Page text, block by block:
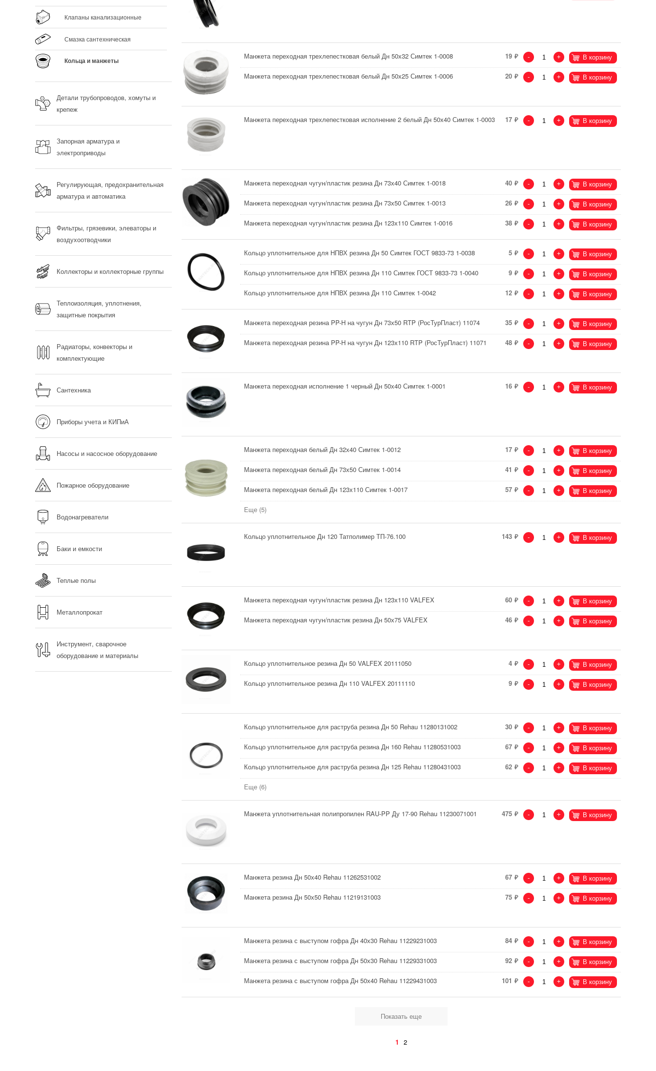
Клапаны канализационные
Смазка сантехническая
Кольца и манжеты
Детали трубопроводов, хомуты и
крепеж
Запорная арматура и
электроприводы
Регулирующая, предохранительная
арматура и автоматика
Фильтры, грязевики, элеваторы и
воздухоотводчики
Коллекторы и коллекторные группы
Теплоизоляция, уплотнения,
защитные покрытия
Радиаторы, конвекторы и
комплектующие
Сантехника
Приборы учета и КИПиА
Насосы и насосное оборудование
Пожарное оборудование
Водонагреватели
Баки и емкости
Теплые полы
Металлопрокат
Инструмент, сварочное
оборудование и материалы
Манжета переходная трехлепестковая белый Дн 50х32 Симтек 1-0008 19 - + В корзину
Манжета переходная трехлепестковая белый Дн 50х25 Симтек 1-0006 20 - + В корзину
Манжета переходная трехлепестковая исполнение 2 белый Дн 50х40 Симтек 1-0003 17 - + В корзину
Манжета переходная чугун/пластик резина Дн 73х40 Симтек 1-0018 40 - + В корзину
Манжета переходная чугун/пластик резина Дн 73х50 Симтек 1-0013 26 - + В корзину
Манжета переходная чугун/пластик резина Дн 123х110 Симтек 1-0016 38 - + В корзину
Кольцо уплотнительное для НПВХ резина Дн 50 Симтек ГОСТ 9833-73 1-0038 5 - + В корзину
Кольцо уплотнительное для НПВХ резина Дн 110 Симтек ГОСТ 9833-73 1-0040 9 - + В корзину
Кольцо уплотнительное для НПВХ резина Дн 110 Симтек 1-0042 12 - + В корзину
Манжета переходная резина PP-H на чугун Дн 73х50 RTP (РосТурПласт) 11074 35 - + В корзину
Манжета переходная резина PP-H на чугун Дн 123х110 RTP (РосТурПласт) 11071 48 - + В корзину
Манжета переходная исполнение 1 черный Дн 50х40 Симтек 1-0001 16 - + В корзину
Манжета переходная белый Дн 32х40 Симтек 1-0012 17 - + В корзину
Манжета переходная белый Дн 73х50 Симтек 1-0014 41 - + В корзину
Манжета переходная белый Дн 123х110 Симтек 1-0017 57 - + В корзину
Еще (5)
Кольцо уплотнительное Дн 120 Татполимер ТП-76.100 143 - + В корзину
Манжета переходная чугун/пластик резина Дн 123х110 VALFEX 60 - + В корзину
Манжета переходная чугун/пластик резина Дн 50х75 VALFEX 46 - + В корзину
Кольцо уплотнительное резина Дн 50 VALFEX 20111050 4 - + В корзину
Кольцо уплотнительное резина Дн 110 VALFEX 20111110 9 - + В корзину
Кольцо уплотнительное для раструба резина Дн 50 Rehau 11280131002 30 - + В корзину
Кольцо уплотнительное для раструба резина Дн 160 Rehau 11280531003 67 - + В корзину
Кольцо уплотнительное для раструба резина Дн 125 Rehau 11280431003 62 - + В корзину
Еще (6)
Манжета уплотнительная полипропилен RAU-PP Ду 17-90 Rehau 11230071001 475 - + В корзину
Манжета резина Дн 50х40 Rehau 11262531002 67 - + В корзину
Манжета резина Дн 50х50 Rehau 11219131003 75 - + В корзину
Манжета резина с выступом гофра Дн 40х30 Rehau 11229231003 84 - + В корзину
Манжета резина с выступом гофра Дн 50х30 Rehau 11229331003 92 - + В корзину
Манжета резина с выступом гофра Дн 50х40 Rehau 11229431003 101 - + В корзину
Показать еще
1 2